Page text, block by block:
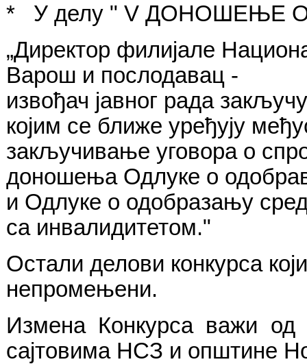
* У делу" V ДОНОШЕЊЕ
„Директор филијале
Варош и послодавац-
извођач јавног рада
којим се ближе уређују
закључивање уговора о
доношења Одлуке о
и Одлуке о одобразању
са инвалидитетом."
Остали делови конкурса који
непромењени.
Измена Конкурса важи од
сајтовима НСЗ и општине